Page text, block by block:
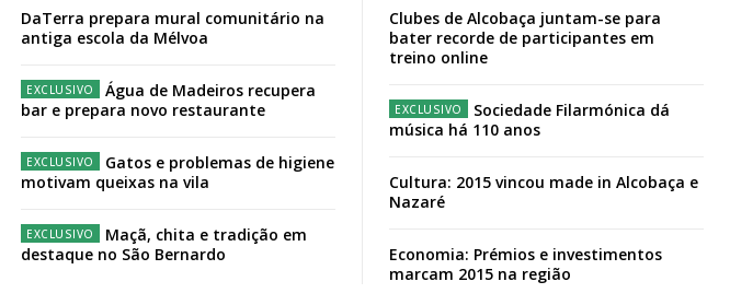
DaTerra prepara mural comunitário na
antiga escola da Mélvoa
Água de Madeiros recupera
bar e prepara novo restaurante
Gatos e problemas de higiene
motivam queixas na vila
Maçã, chita e tradição em
destaque no São Bernardo
Clubes de Alcobaça juntam-se para
bater recorde de participantes em
treino online
Sociedade Filarmónica dá
música há 110 anos
Cultura: 2015 vincou made in Alcobaça e
Nazaré
Economia: Prémios e investimentos
marcam 2015 na região